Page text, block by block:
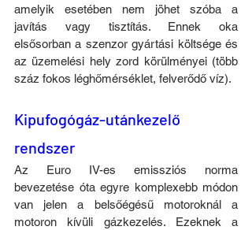
amelyik esetében nem jöhet szóba a
javítás vagy tisztítás. Ennek oka
elsősorban a szenzor gyártási költsége és
az üzemelési hely zord körülményei (több
száz fokos léghőmérséklet, felverődő víz).
Kipufogógáz-utánkezelő
rendszer
Az Euro IV-es emissziós norma
bevezetése óta egyre komplexebb módon
van jelen a belsőégésű motoroknál a
motoron kívüli gázkezelés. Ezeknek a